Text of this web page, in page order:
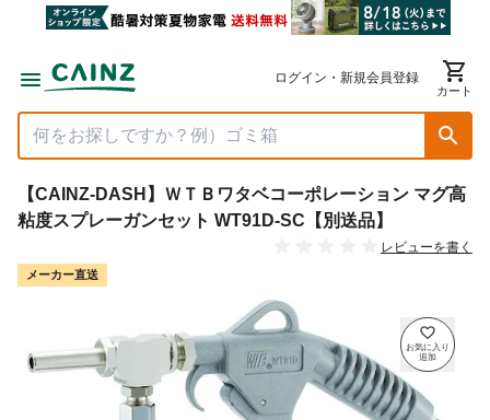
ログイン・新規会員登録
カート
【CAINZ-DASH】ＷＴＢワタベコーポレーション マグ高
粘度スプレーガンセット WT91D-SC【別送品】
レビューを書く
メーカー直送